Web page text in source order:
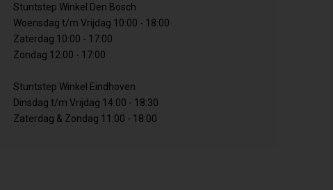
Stuntstep Winkel Den Bosch
Woensdag t/m Vrijdag 10:00 - 18:00
Zaterdag 10:00 - 17:00
Zondag 12:00 - 17:00
Stuntstep Winkel Eindhoven
Dinsdag t/m Vrijdag 14:00 - 18:30
Zaterdag & Zondag 11:00 - 18:00